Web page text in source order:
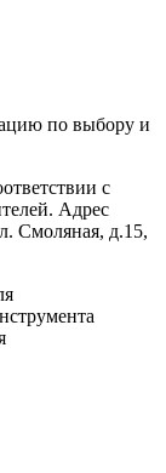
по выбору и
с
Адрес
Смоляная, д.15,